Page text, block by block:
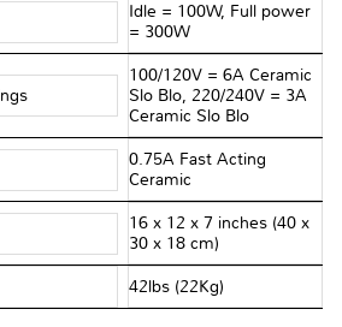
Idle = 100W, Full power
= 300W
100/120V = 6A Ceramic
Slo Blo, 220/240V = 3A
Ceramic Slo Blo
0.75A Fast Acting
Ceramic
16 x 12 x 7 inches (40 x
30 x 18 cm)
42lbs (22Kg)